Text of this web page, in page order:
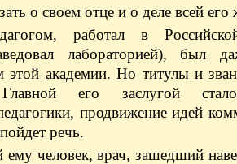
о своем отце и о деле всей его
работал в
лабораторией), был
этой академии. Но титулы и
Главной его заслугой
продвижение идей
речь.
ему человек, врач, зашедший